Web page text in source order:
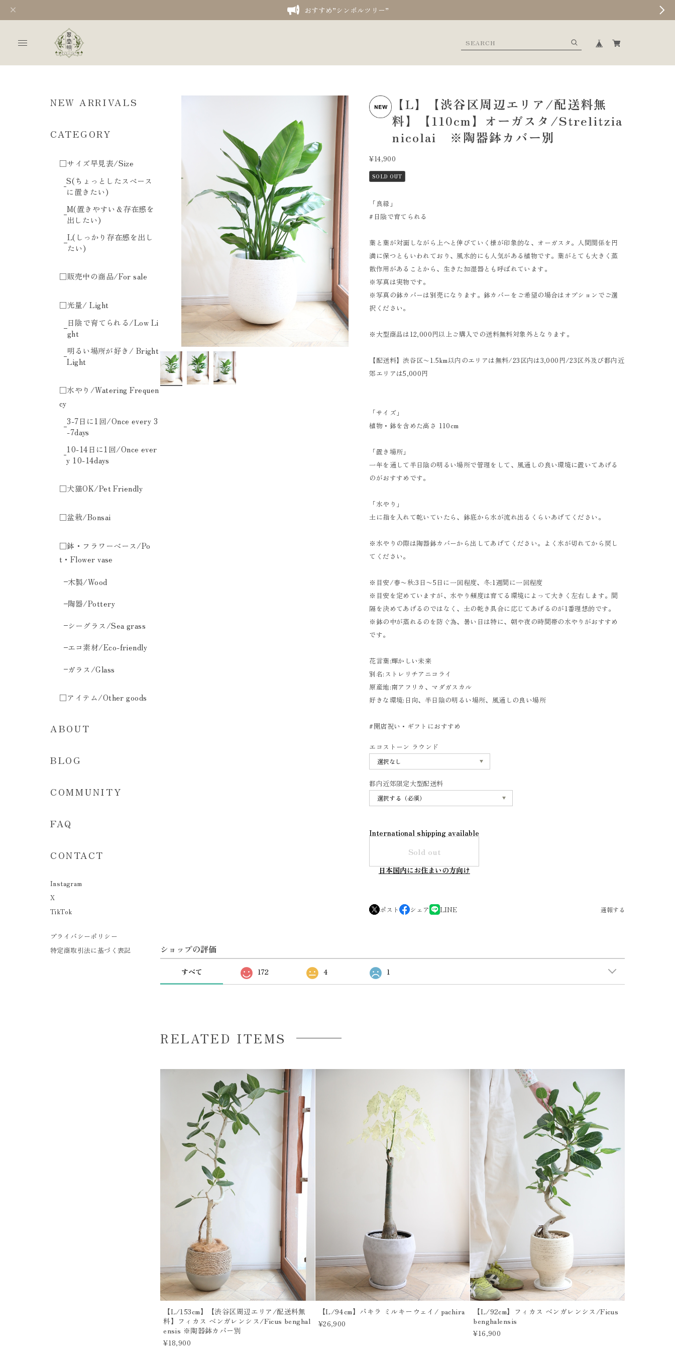
おすすめ”シンボルツリー”
NEW ARRIVALS
CATEGORY
□サイズ早見表/Size
S(ちょっとしたスペース
に置きたい)
M(置きやすい＆存在感を
出したい)
L(しっかり存在感を出し
たい)
□販売中の商品/For sale
□光量/ Light
日陰で育てられる/Low Li
ght
明るい場所が好き/ Bright
Light
□水やり/Watering Frequen
cy
3-7日に1回/Once every 3
-7days
10-14日に1回/Once ever
y 10-14days
□犬猫OK/Pet Friendly
□盆栽/Bonsai
□鉢・フラワーベース/Po
t・Flower vase
木製/Wood
陶器/Pottery
シーグラス/Sea grass
エコ素材/Eco-friendly
ガラス/Glass
□アイテム/Other goods
ABOUT
BLOG
COMMUNITY
FAQ
CONTACT
Instagram
X
TikTok
プライバシーポリシー
特定商取引法に基づく表記
【L】【渋谷区周辺エリア/配送料無
料】【110cm】オーガスタ/Strelitzia
nicolai ※陶器鉢カバー別
¥14,900
SOLD OUT
「良縁」
#日陰で育てられる
葉と葉が対面しながら上へと伸びていく様が印象的な、オーガスタ。人間関係を円
満に保つともいわれており、風水的にも人気がある植物です。葉がとても大きく蒸
散作用があることから、生きた加湿器とも呼ばれています。
※写真は実物です。
※写真の鉢カバーは別売になります。鉢カバーをご希望の場合はオプションでご選
択ください。
※大型商品は12,000円以上ご購入での送料無料対象外となります。
【配送料】渋谷区〜1.5km以内のエリアは無料/23区内は3,000円/23区外及び都内近
郊エリアは5,000円
「サイズ」
植物・鉢を含めた高さ 110cm
「置き場所」
一年を通して半日陰の明るい場所で管理をして、風通しの良い環境に置いてあげる
のがおすすめです。
「水やり」
土に指を入れて乾いていたら、鉢底から水が流れ出るくらいあげてください。
※水やりの際は陶器鉢カバーから出してあげてください。よく水が切れてから戻し
てください。
※目安/春〜秋:3日〜5日に一回程度、冬:1週間に一回程度
※目安を定めていますが、水やり頻度は育てる環境によって大きく左右します。間
隔を決めてあげるのではなく、土の乾き具合に応じてあげるのが1番理想的です。
※鉢の中が蒸れるのを防ぐ為、暑い日は特に、朝や夜の時間帯の水やりがおすすめ
です。
花言葉:輝かしい未来
別名:ストレリチアニコライ
原産地:南アフリカ、マダガスカル
好きな環境:日向、半日陰の明るい場所、風通しの良い場所
#開店祝い・ギフトにおすすめ
エコストーン ラウンド
都内近郊限定大型配送料
International shipping available
Sold out
日本国内にお住まいの方向け
ポスト シェア LINE 通報する
ショップの評価
すべて 172 4 1
RELATED ITEMS
【L/153cm】【渋谷区周辺エリア/配送料無
料】フィカス ベンガレンシス/Ficus benghal
ensis ※陶器鉢カバー別
¥18,900
【L/94cm】パキラ ミルキーウェイ/ pachira
¥26,900
【L/92cm】フィカス ベンガレンシス/Ficus
benghalensis
¥16,900